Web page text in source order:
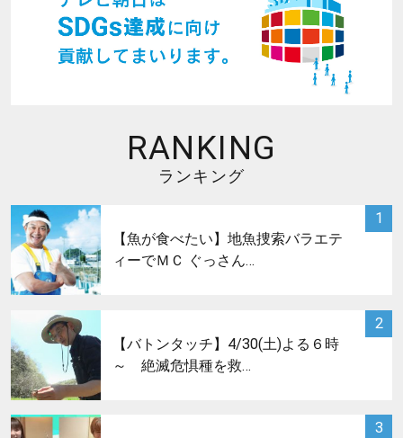
RANKING
ランキング
1
サムネイル
【魚が食べたい】地魚捜索バラエテ
ィーでＭＣ ぐっさん…
2
【バトンタッチ】4/30(土)よる６時
～ 絶滅危惧種を救…
3
サムネイル